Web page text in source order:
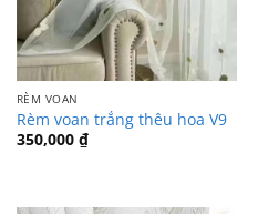
RÈM VOAN
Rèm voan trắng thêu hoa V9
350,000 ₫